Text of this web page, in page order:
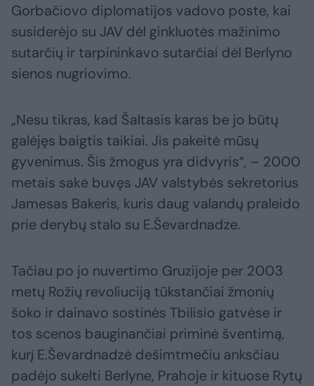
Gorbačiovo diplomatijos vadovo poste, kai
susiderėjo su JAV dėl ginkluotės mažinimo
sutarčių ir tarpininkavo sutarčiai dėl Berlyno
sienos nugriovimo.
„Nesu tikras, kad Šaltasis karas be jo būtų
galėjęs baigtis taikiai. Jis pakeitė mūsų
gyvenimus. Šis žmogus yra didvyris“, – 2000
metais sakė buvęs JAV valstybės sekretorius
Jamesas Bakeris, kuris daug valandų praleido
prie derybų stalo su E.Ševardnadze.
Tačiau po jo nuvertimo Gruzijoje per 2003
metų Rožių revoliuciją tūkstančiai žmonių
šoko ir dainavo sostinės Tbilisio gatvėse ir
tos scenos bauginančiai priminė šventimą,
kurį E.Ševardnadzė dešimtmečiu anksčiau
padėjo sukelti Berlyne, Prahoje ir kituose Rytų